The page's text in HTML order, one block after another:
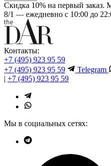
Скидка 10% на первый заказ.
8/1 — ежедневно с 10:00 до
Контакты:
+7 (495) 923 95 59
+7 (495) 923 95 59
Telegram
| +7 (495) 923 95 59
Мы в социальных сетях: